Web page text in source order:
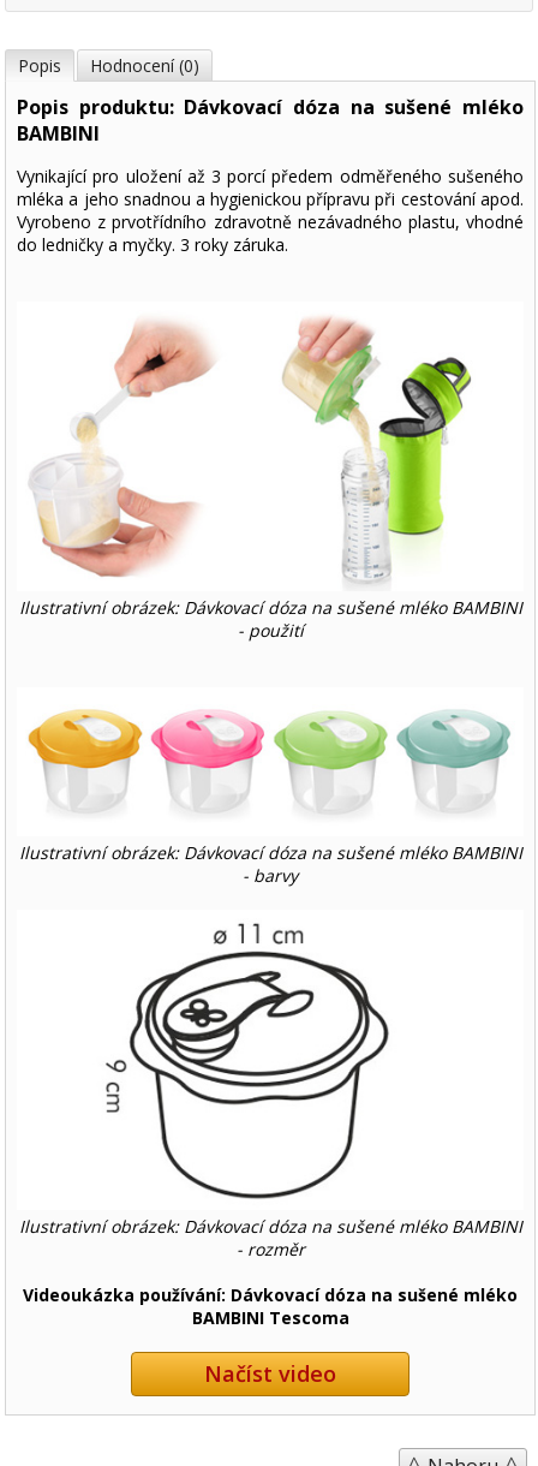
Popis Hodnocení (0)
Popis produktu: Dávkovací dóza na sušené mléko
BAMBINI
Vynikající pro uložení až 3 porcí předem odměřeného sušeného
mléka a jeho snadnou a hygienickou přípravu při cestování apod.
Vyrobeno z prvotřídního zdravotně nezávadného plastu, vhodné
do ledničky a myčky. 3 roky záruka.
Ilustrativní obrázek: Dávkovací dóza na sušené mléko BAMBINI
- použití
Ilustrativní obrázek: Dávkovací dóza na sušené mléko BAMBINI
- barvy
Ilustrativní obrázek: Dávkovací dóza na sušené mléko BAMBINI
- rozměr
Videoukázka používání: Dávkovací dóza na sušené mléko
BAMBINI Tescoma
Načíst video